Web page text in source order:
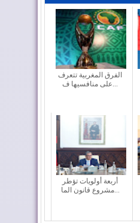
الفرق المغربية تتعرف
على منافسيها ف...
أربعة أولويات تؤطر
مشروع قانون الما...